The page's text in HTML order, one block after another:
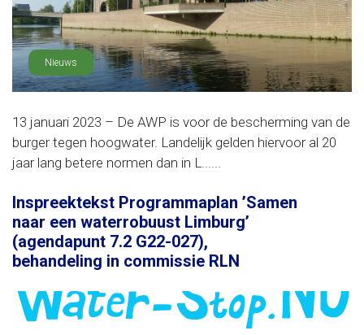
Nieuws
13 januari 2023 – De AWP is voor de bescherming van de
burger tegen hoogwater. Landelijk gelden hiervoor al 20
jaar lang betere normen dan in L......
Inspreektekst Programmaplan ’Samen
naar een waterrobuust Limburg’
(agendapunt 7.2 G22-027),
behandeling in commissie RLN